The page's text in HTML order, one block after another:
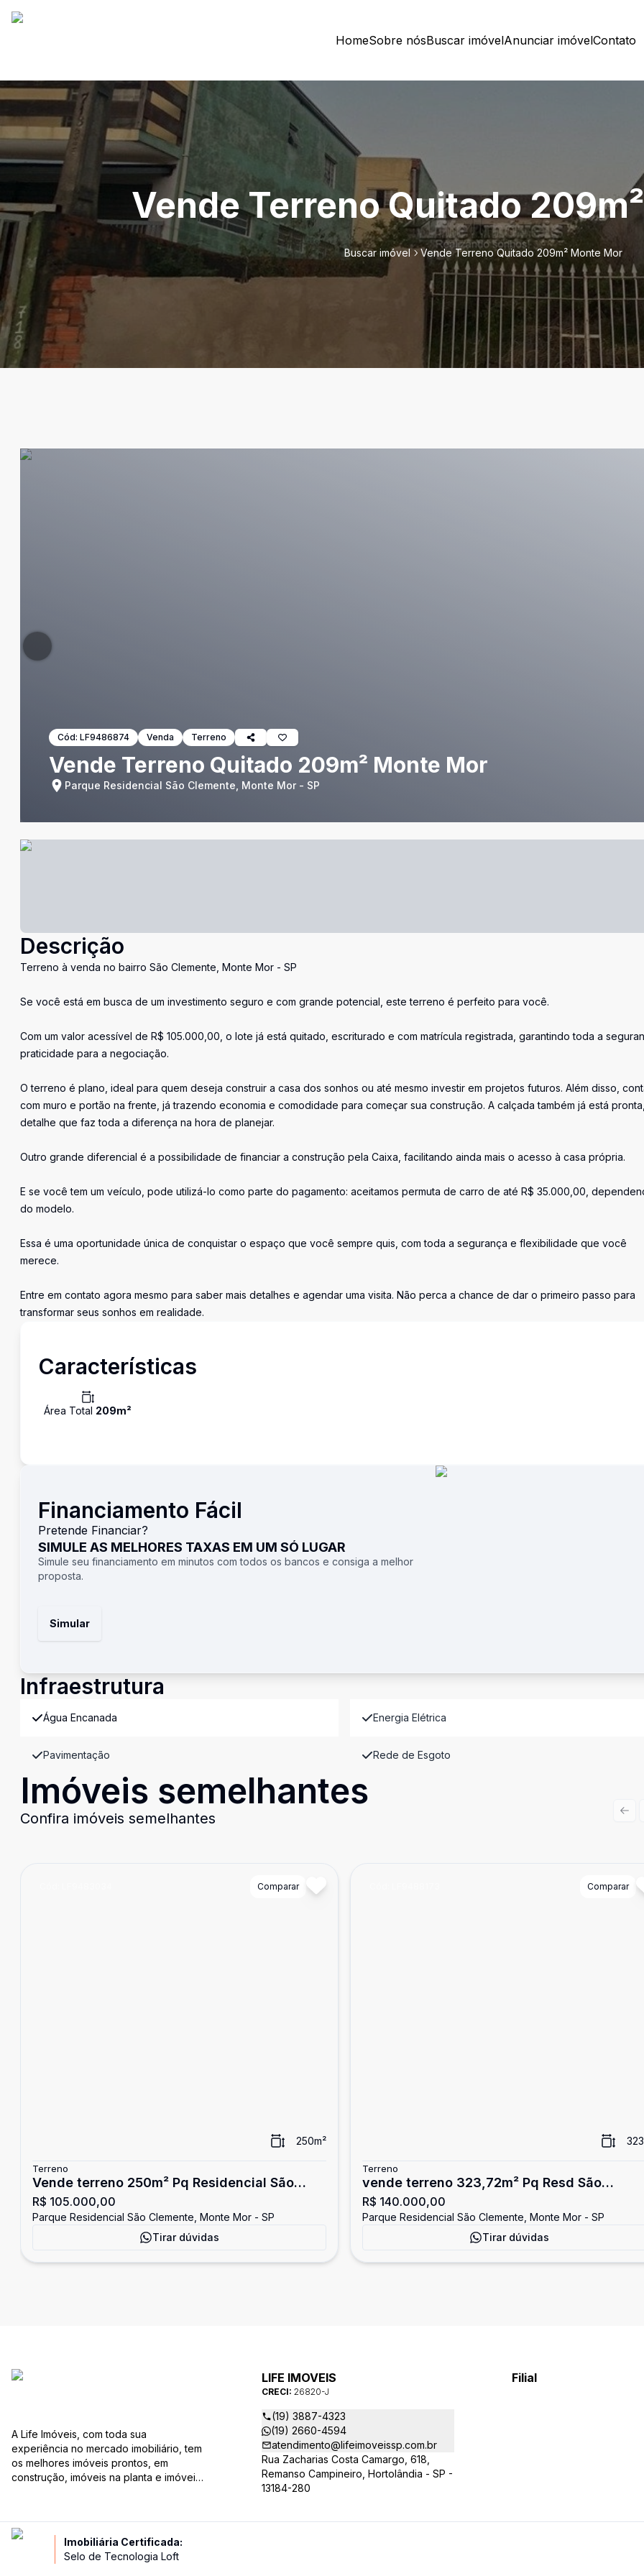
HomeSobre nósBuscar imóvelAnunciar imóvelContato
Vende Terreno Quitado
Buscar imóvel Vende Terreno Quitado 209m² Monte Mor
Cód: LF9486874 Venda Terreno
Vende Terreno Quitado 209m² Monte Mor
Parque Residencial São Clemente, Monte Mor - SP
Descrição
Terreno à venda no bairro São Clemente, Monte Mor - SP
Se você está em busca de um investimento seguro e com grande potencial, este terreno é perfeito para você.
Com um valor acessível de R$ 105.000,00, o lote já está quitado, escriturado e com matrícula registrada, garantindo toda a
praticidade para a negociação.
O terreno é plano, ideal para quem deseja construir a casa dos sonhos ou até mesmo investir em projetos futuros. Além disso,
com muro e portão na frente, já trazendo economia e comodidade para começar sua construção. A calçada também já está
detalhe que faz toda a diferença na hora de planejar.
Outro grande diferencial é a possibilidade de financiar a construção pela Caixa, facilitando ainda mais o acesso à casa própria.
E se você tem um veículo, pode utilizá-lo como parte do pagamento: aceitamos permuta de carro de até R$ 35.000,00,
do modelo.
Essa é uma oportunidade única de conquistar o espaço que você sempre quis, com toda a segurança e flexibilidade que você
merece.
Entre em contato agora mesmo para saber mais detalhes e agendar uma visita. Não perca a chance de dar o primeiro passo para
transformar seus sonhos em realidade.
Características
Área Total 209m²
Financiamento Fácil
Pretende Financiar?
SIMULE AS MELHORES TAXAS EM UM SÓ LUGAR
Simule seu financiamento em minutos com todos os bancos e consiga a melhor
proposta.
Simular
Infraestrutura
Água Encanada Energia Elétrica
Pavimentação Rede de Esgoto
Imóveis semelhantes
Confira imóveis semelhantes
Comparar
250m²
Terreno
Vende terreno 250m² Pq Residencial São
Clemente
R$ 105.000,00
Parque Residencial São Clemente, Monte Mor - SP
Tirar dúvidas
Comparar
323
Terreno
vende terreno 323,72m² Pq Resd São
Clemente
R$ 140.000,00
Parque Residencial São Clemente, Monte Mor - SP
Tirar dúvidas
A Life Imóveis, com toda sua
experiência no mercado imobiliário, tem
os melhores imóveis prontos, em
construção, imóveis na planta e imóveis
dimensões para melhor atender as suas
necessidades e anseios. Ao nos
procurar, nossos corretores –
credenciados ao CRECI-SP 26820-J –
LIFE IMOVEIS
CRECI: 26820-J
(19) 3887-4323
(19) 2660-4594
atendimento@lifeimoveissp.com.br
Rua Zacharias Costa Camargo, 618,
Remanso Campineiro, Hortolândia - SP -
13184-280
Filial
Imobiliária Certificada:
Selo de Tecnologia Loft